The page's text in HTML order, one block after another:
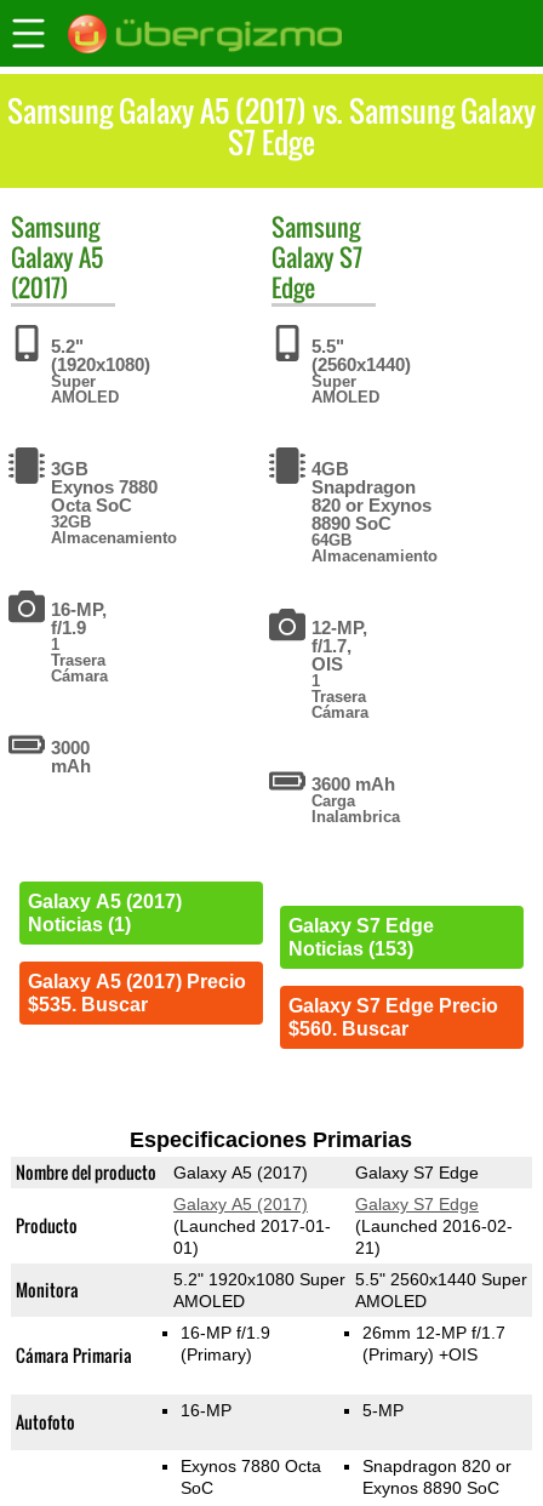
Samsung Galaxy A5 (2017) vs. Samsung Galaxy
S7 Edge
Samsung
Galaxy A5
(2017)
5.2"
(1920x1080)
Super
AMOLED
3GB
Exynos 7880
Octa SoC
32GB
Almacenamiento
16-MP,
f/1.9
1
Trasera
Cámara
3000
mAh
Galaxy A5 (2017)
Noticias (1)
Galaxy A5 (2017) Precio
$535. Buscar
Samsung
Galaxy S7
Edge
5.5"
(2560x1440)
Super
AMOLED
4GB
Snapdragon
820 or Exynos
8890 SoC
64GB
Almacenamiento
12-MP,
f/1.7,
OIS
1
Trasera
Cámara
3600 mAh
Carga
Inalambrica
Galaxy S7 Edge
Noticias (153)
Galaxy S7 Edge Precio
$560. Buscar
Especificaciones Primarias
Nombre del producto Galaxy A5 (2017) Galaxy S7 Edge
Producto
Galaxy A5 (2017)
(Launched 2017-01-
01)
Galaxy S7 Edge
(Launched 2016-02-
21)
Monitora
5.2" 1920x1080 Super
AMOLED
5.5" 2560x1440 Super
AMOLED
Cámara Primaria
16-MP f/1.9
(Primary)
26mm 12-MP f/1.7
(Primary) +OIS
Autofoto 16-MP 5-MP
Exynos 7880 Octa
SoC
Snapdragon 820 or
Exynos 8890 SoC